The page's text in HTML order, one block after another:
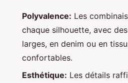
Polyvalence: Les
chaque silhouette, avec
larges, en denim ou en
confortables.
Esthétique: Les détails